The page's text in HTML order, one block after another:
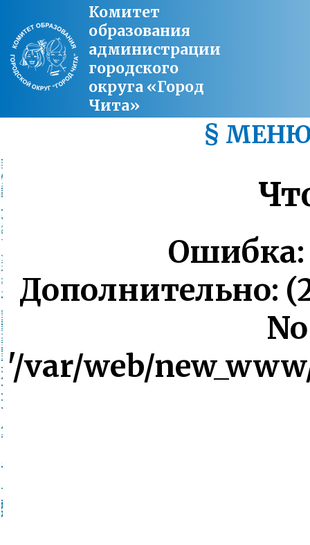
Комитет
образования
администрации
городского
округа «Город
Чита»
§
Ошибка:
Дополнительно:
'/var/web/